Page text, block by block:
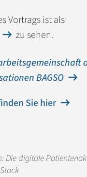
Vortrags ist als
zu sehen.
BAGSO
Sie hier
Die digitale